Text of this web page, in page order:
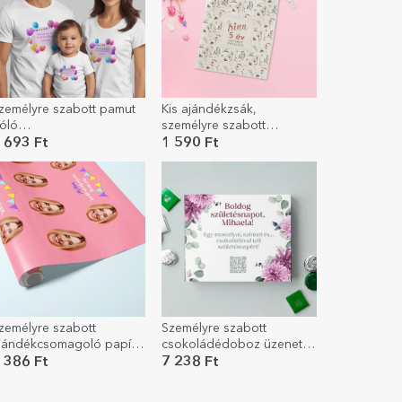
szabott pamut
felnőtteknek
693 Ft
Kis ajándékzsák,
személyre szabott
szöveggel - Virágok
1 590 Ft
szabott
papír
és üzenettel
386 Ft
Személyre szabott
csokoládédoboz üzenettel
és QR-kóddal - Virágok
7 238 Ft